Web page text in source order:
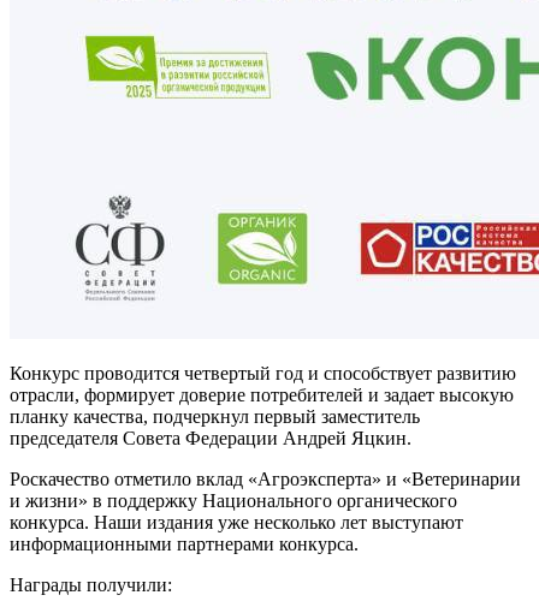
Конкурс проводится четвертый год и способствует развитию
отрасли, формирует доверие потребителей и задает высокую
планку качества, подчеркнул первый заместитель
председателя Совета Федерации Андрей Яцкин.
Роскачество отметило вклад «Агроэксперта» и «Ветеринарии
и жизни» в поддержку Национального органического
конкурса. Наши издания уже несколько лет выступают
информационными партнерами конкурса.
Награды получили: